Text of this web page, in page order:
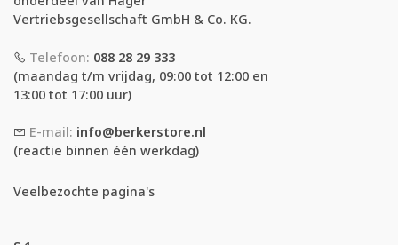
Vertriebsgesellschaft GmbH & Co. KG.
Telefoon: 088 28 29 333
(maandag t/m vrijdag, 09:00 tot 12:00 en
13:00 tot 17:00 uur)
E-mail: info@berkerstore.nl
(reactie binnen één werkdag)
Veelbezochte pagina's